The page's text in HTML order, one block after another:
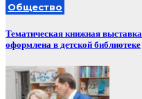
Общество
Тематическая книжная выставка
оформлена в детской библиотеке